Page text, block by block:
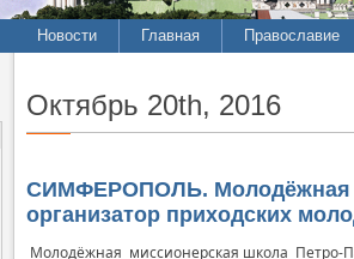
Новости
Межконфессиональные
отношения
верующих
Официальная хроника
Расколы, ереси, секты
Главная Православие
История
Митрополиты
Октябрь 20th, 2016
СИМФЕРОПОЛЬ. Молодёжная
организатор приходских
Молодёжная миссионерская школа Петро-